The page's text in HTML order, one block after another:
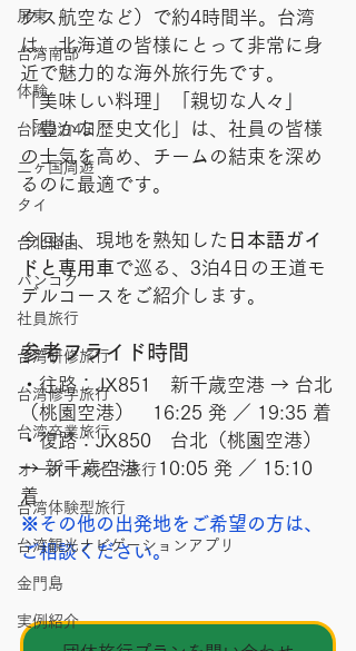
屏東
台湾南部
体験
台湾3泊4日
二ヶ国周遊
タイ
台北経由
バンコク
社員旅行
台湾研修旅行
台湾修学旅行
台湾卒業旅行
オーダーメイド旅行
台湾体験型旅行
台湾観光ナビゲーションアプリ
金門島
実例紹介
クス航空など）で約4時間半。台湾
は、北海道の皆様にとって非常に身
近で魅力的な海外旅行先です。
「美味しい料理」「親切な人々」
「豊かな歴史文化」は、社員の皆様
の士気を高め、チームの結束を深め
るのに最適です。
今回は、現地を熟知した 日本語ガイ
ドと専用車で巡る、3泊4日の王道モ
デルコースをご紹介します。
参考フライド時間
・往路：JX851　新千歳空港 → 台北
（桃園空港）　16:25 発 ／ 19:35 着
・復路：JX850　台北（桃園空港）
→ 新千歳空港　10:05 発 ／ 15:10
着
※その他の出発地をご希望の方は、
ご相談ください。